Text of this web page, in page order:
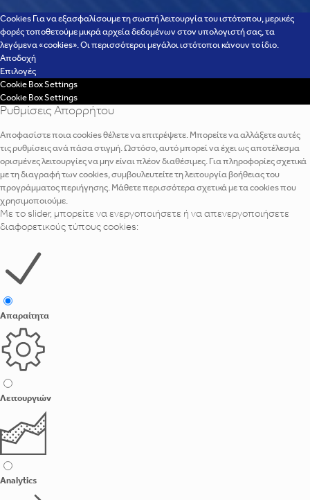
Cookies Για να εξασφαλίσουμε τη σωστή λειτουργία του ιστότοπου, μερικές
φορές τοποθετούμε μικρά αρχεία δεδομένων στον υπολογιστή σας, τα
λεγόμενα «cookies». Οι περισσότεροι μεγάλοι ιστότοποι κάνουν το ίδιο.
Αποδοχή
Επιλογές
Cookie Box Settings
Cookie Box Settings
Ρυθμίσεις Απορρήτου
Αποφασίστε ποια cookies θέλετε να επιτρέψετε. Μπορείτε να αλλάξετε αυτές
τις ρυθμίσεις ανά πάσα στιγμή. Ωστόσο, αυτό μπορεί να έχει ως αποτέλεσμα
ορισμένες λειτουργίες να μην είναι πλέον διαθέσιμες. Για πληροφορίες σχετικά
με τη διαγραφή των cookies, συμβουλευτείτε τη λειτουργία βοήθειας του
προγράμματος περιήγησης. Μάθετε περισσότερα σχετικά με τα cookies που
χρησιμοποιούμε.
Με το slider, μπορείτε να ενεργοποιήσετε ή να απενεργοποιήσετε
διαφορετικούς τύπους cookies:
Απαραίτητα
Λειτουργιών
Analytics